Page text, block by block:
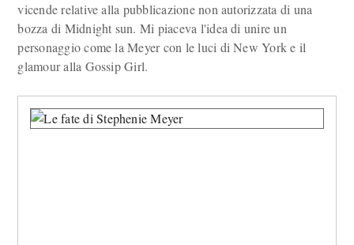
vicende relative alla pubblicazione non autorizzata di una
bozza di Midnight sun. Mi piaceva l'idea di unire un
personaggio come la Meyer con le luci di New York e il
glamour alla Gossip Girl.